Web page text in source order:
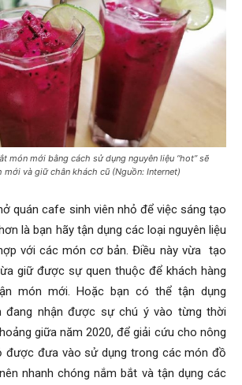
món mới bằng cách sử dụng nguyên liệu “hot” sẽ
mới và giữ chân khách cũ (Nguồn: Internet)
quán cafe sinh viên nhỏ để việc sáng tạo
là bạn hãy tận dụng các loại nguyên liệu
với các món cơ bản. Điều này vừa tạo
giữ được sự quen thuộc để khách hàng
món mới. Hoặc bạn có thể tận dụng
đang nhận được sự chú ý vào từng thời
giữa năm 2020, để giải cứu cho nông
được đưa vào sử dụng trong các món đồ
nhanh chóng nắm bắt và tận dụng các